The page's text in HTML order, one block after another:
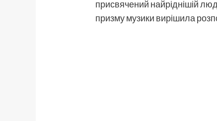
присвячений найріднішій
призму музики вирішила